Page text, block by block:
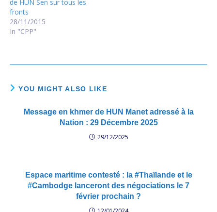
de HUN Sen sur tous les
fronts
28/11/2015
In "CPP"
YOU MIGHT ALSO LIKE
Message en khmer de HUN Manet adressé à la
Nation : 29 Décembre 2025
29/12/2025
Espace maritime contesté : la #Thaïlande et le
#Cambodge lanceront des négociations le 7
février prochain ?